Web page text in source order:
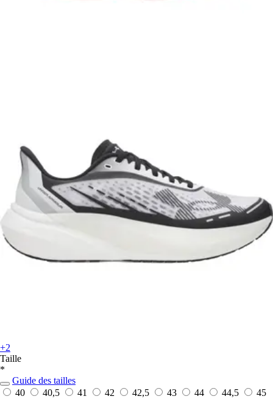
+2
Taille
*
Guide des tailles
40
40,5 41 42 42,5 43 44 44,5
45